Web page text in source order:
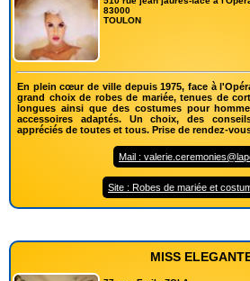
83000
TOULON
En plein cœur de ville depuis 1975, face à
grand choix de robes de mariée, tenues de
longues ainsi que des costumes pour
accessoires adaptés. Un choix, des
appréciés de toutes et tous. Prise de rendez-
Mail :
Site : Robes de mariée et
MISS